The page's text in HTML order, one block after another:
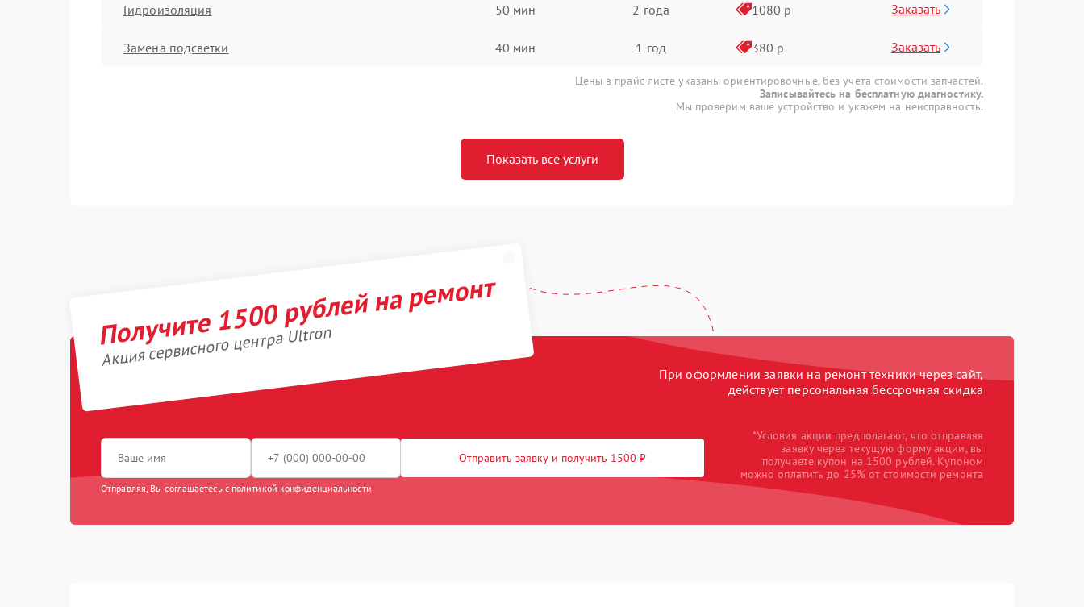
Гидроизоляция 50 мин 2 года 1080 р Заказать
Замена подсветки 40 мин 1 год 380 р Заказать
Цены в прайс-листе указаны ориентировочные, без учета стоимости запчастей.
Записывайтесь на бесплатную диагностику.
Мы проверим ваше устройство и укажем на неисправность.
Показать все услуги
Получите 1500 рублей на ремонт
Акция сервисного центра Ultron
При оформлении заявки на ремонт техники через сайт,
действует персональная бессрочная скидка
Отправить заявку и получить 1500 ₽
Отправляя, Вы соглашаетесь с политикой конфиденциальности
*Условия акции предполагают, что отправляя
заявку через текущую форму акции, вы
получаете купон на 1500 рублей. Купоном
можно оплатить до 25% от стоимости ремонта